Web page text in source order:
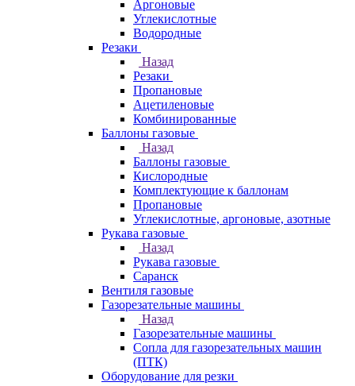
Аргоновые
Углекислотные
Водородные
Резаки
Назад
Резаки
Пропановые
Ацетиленовые
Комбинированные
Баллоны газовые
Назад
Баллоны газовые
Кислородные
Комплектующие к баллонам
Пропановые
Углекислотные, аргоновые, азотные
Рукава газовые
Назад
Рукава газовые
Саранск
Вентиля газовые
Газорезательные машины
Назад
Газорезательные машины
Сопла для газорезательных машин
(ПТК)
Оборудование для резки